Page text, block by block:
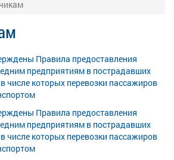
Правила предоставления
предприятиям в пострадавших
числе которых перевозки пассажиров
Правила предоставления
предприятиям в пострадавших
числе которых перевозки пассажиров